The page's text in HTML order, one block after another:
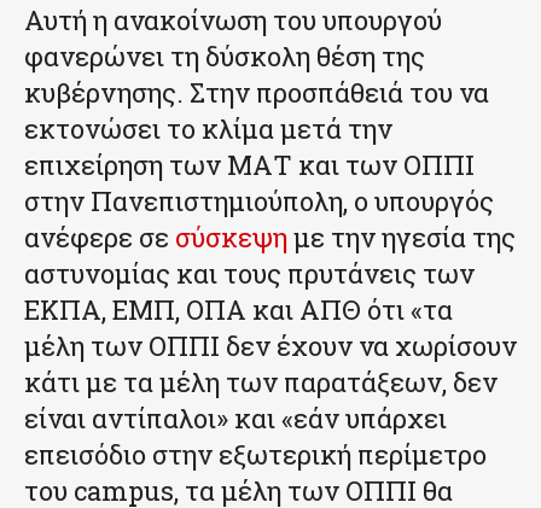
Αυτή η ανακοίνωση του υπουργού
φανερώνει τη δύσκολη θέση της
κυβέρνησης. Στην προσπάθειά του να
εκτονώσει το κλίμα μετά την
επιχείρηση των ΜΑΤ και των ΟΠΠΙ
στην Πανεπιστημιούπολη, ο υπουργός
ανέφερε σε σύσκεψημε την ηγεσία της
αστυνομίας και τους πρυτάνεις των
ΕΚΠΑ, ΕΜΠ, ΟΠΑ και ΑΠΘ ότι «τα
μέλη των ΟΠΠΙ δεν έχουν να χωρίσουν
κάτι με τα μέλη των παρατάξεων, δεν
είναι αντίπαλοι» και «εάν υπάρχει
επεισόδιο στην εξωτερική περίμετρο
του campus, τα μέλη των ΟΠΠΙ θα